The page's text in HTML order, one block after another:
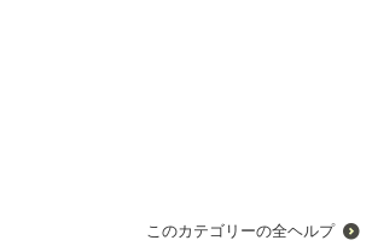
このカテゴリーの全ヘルプ